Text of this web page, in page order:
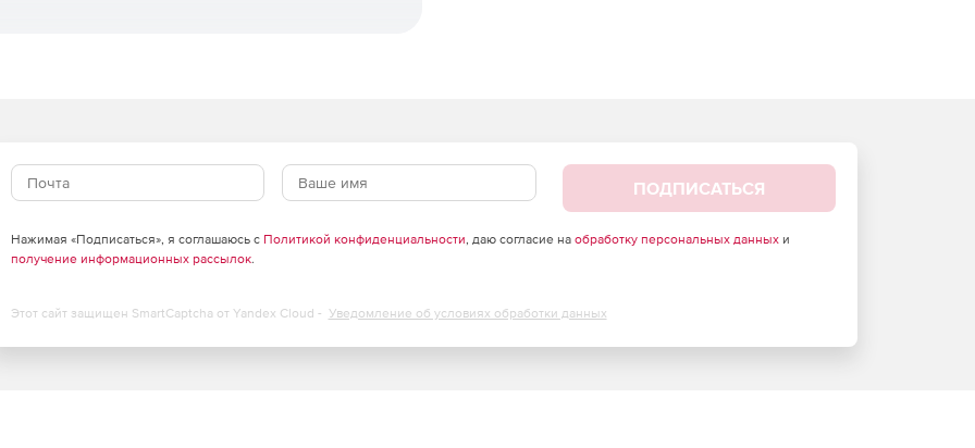
облачного формата и не требует технического
или передайте все процессы от
отчетов нам.
персонала основам кибербезопасности.
ПОДПИСАТЬСЯ
Нажимая «Подписаться», я соглашаюсь с Политикой конфиденциальности, даю согласие на обработку персональных данныхи
получение информационных рассылок.
Этот сайт защищен SmartCaptcha от Yandex Cloud - Уведомление об условиях обработки данных